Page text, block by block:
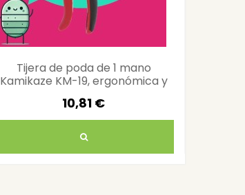
Tijera de poda de 1 mano
Kamikaze KM-19, ergonómica y
10,81 €